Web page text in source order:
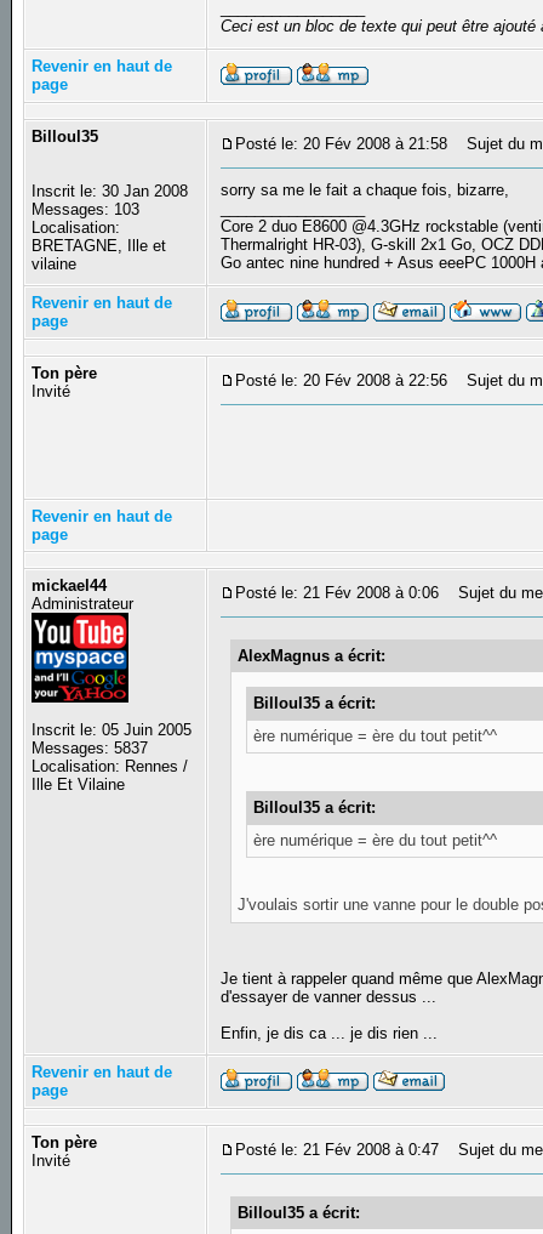
Ceci est un bloc de texte qui peut être
Revenir en haut de
page
Billoul35
Inscrit le: 30 Jan 2008
Messages: 103
Localisation:
BRETAGNE, Ille et
vilaine
Posté le: 20 Fév 2008 à 21:58 Sujet du
sorry sa me le fait a chaque fois, bizarre,
Core 2 duo E8600 @4.3GHz rockstable
Thermalright HR-03), G-skill 2x1 Go, OCZ
Go antec nine hundred + Asus eeePC
Revenir en haut de
page
Ton père
Invité
Posté le: 20 Fév 2008 à 22:56 Sujet du
Revenir en haut de
page
mickael44
Administrateur
Inscrit le: 05 Juin 2005
Messages: 5837
Localisation: Rennes /
Ille Et Vilaine
Posté le: 21 Fév 2008 à 0:06 Sujet du
AlexMagnus a écrit:
Billoul35 a écrit:
ère numérique = ère du tout petit^^
Billoul35 a écrit:
ère numérique = ère du tout petit^^
J'voulais sortir une vanne pour le double
Je tient à rappeler quand même que
d'essayer de vanner dessus ...
Enfin, je dis ca ... je dis rien ...
Revenir en haut de
page
Ton père
Invité
Posté le: 21 Fév 2008 à 0:47 Sujet du
Billoul35 a écrit: